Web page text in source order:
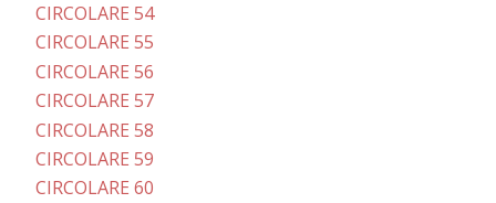
CIRCOLARE 54
CIRCOLARE 55
CIRCOLARE 56
CIRCOLARE 57
CIRCOLARE 58
CIRCOLARE 59
CIRCOLARE 60